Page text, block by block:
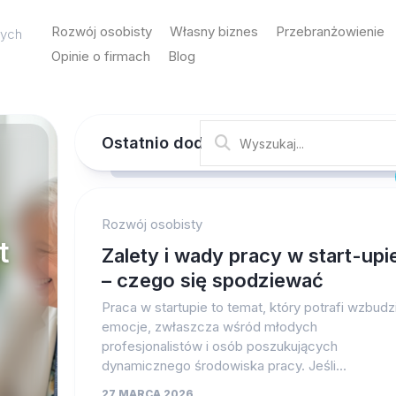
Rozwój osobisty Własny biznes
Przebranżowienie
Opinie o firmach
Blog
Ostatnio dodane
Rozwój osobisty
Zalety i wady pracy w start-
– czego się spodziewać
Praca w startupie to temat, który potrafi
emocje, zwłaszcza wśród młodych
profesjonalistów i osób poszukujących
dynamicznego środowiska pracy. Jeśli...